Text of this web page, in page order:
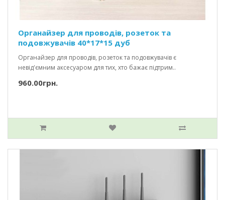
Органайзер для проводів, розеток та
подовжувачів 40*17*15 дуб
Органайзер для проводів, розеток та подовжувачів є
невід'ємним аксесуаром для тих, хто бажає підтрим..
960.00грн.